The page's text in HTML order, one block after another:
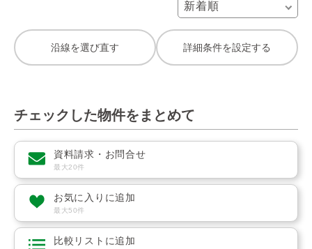
沿線を選び直す 詳細条件を設定する
チェックした物件をまとめて
資料請求・お問合せ
最大20件
お気に入りに追加
最大50件
比較リストに追加